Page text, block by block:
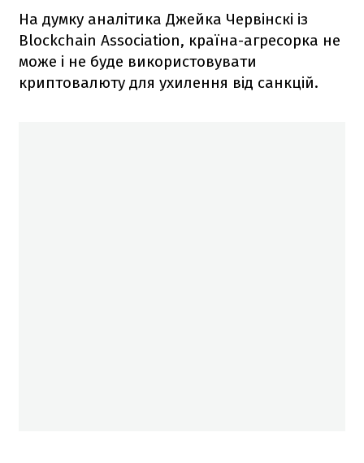
На думку аналітика Джейка Червінскі із
Blockchain Association, країна-агресорка не
може і не буде використовувати
криптовалюту для ухилення від санкцій.